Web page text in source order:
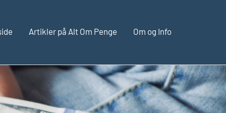
Artikler på Alt Om Penge Om og Info